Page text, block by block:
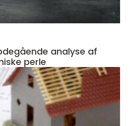
analyse af
perle